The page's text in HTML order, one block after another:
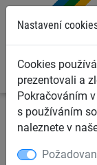
Nastavení
Cookies
prezentovali a
Pokračováním
s používáním
naleznete v
Ochranné sítě a